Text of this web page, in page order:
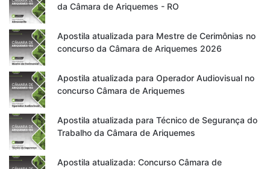
da Câmara de Ariquemes - RO
Apostila atualizada para Mestre de Cerimônias no
concurso da Câmara de Ariquemes 2026
Apostila atualizada para Operador Audiovisual no
concurso Câmara de Ariquemes
Apostila atualizada para Técnico de Segurança do
Trabalho da Câmara de Ariquemes
Apostila atualizada: Concurso Câmara de